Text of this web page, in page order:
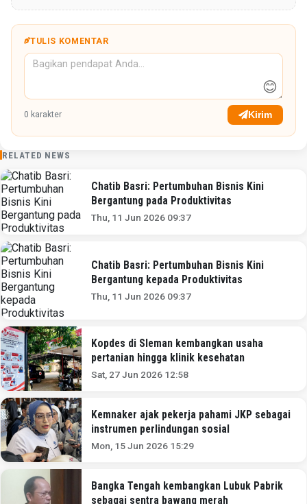
TULIS KOMENTAR
😊
0 karakter Kirim
RELATED NEWS
Chatib Basri: Pertumbuhan Bisnis Kini
Bergantung pada Produktivitas
Thu, 11 Jun 2026 09:37
Chatib Basri: Pertumbuhan Bisnis Kini
Bergantung kepada Produktivitas
Thu, 11 Jun 2026 09:37
Kopdes di Sleman kembangkan usaha
pertanian hingga klinik kesehatan
Sat, 27 Jun 2026 12:58
Kemnaker ajak pekerja pahami JKP sebagai
instrumen perlindungan sosial
Mon, 15 Jun 2026 15:29
Bangka Tengah kembangkan Lubuk Pabrik
sebagai sentra bawang merah